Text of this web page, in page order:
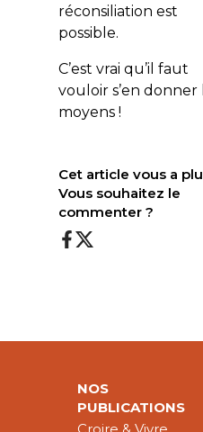
réconsiliation est
possible.
C’est vrai qu’il faut
vouloir s’en donner
moyens !
Cet article vous a
Vous souhaitez le
commenter ?
NOS
PUBLICATIONS